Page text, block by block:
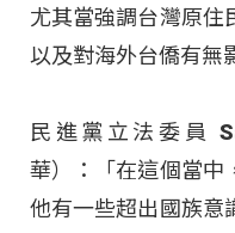
尤其當強調台灣原住
以及對海外台僑有無
民進黨立法委員
華）：「在這個當中
他有一些超出國族意